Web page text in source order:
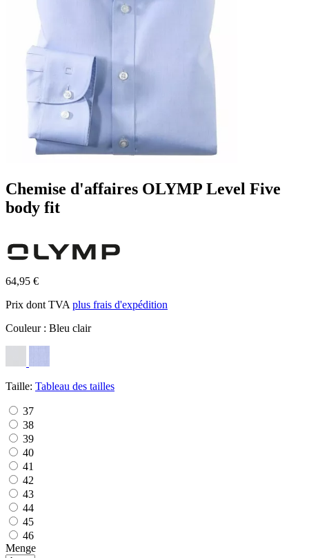
Chemise d'affaires OLYMP Level Five
body fit
64,95 €
Prix dont TVA plus frais d'expédition
Couleur : Bleu clair
Taille: Tableau des tailles
37
38
39
40
41
42
43
44
45
46
Menge